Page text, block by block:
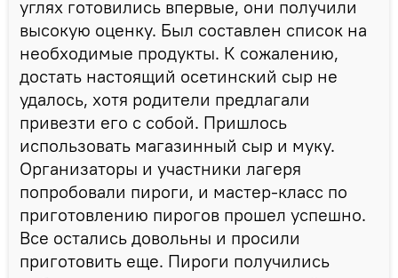
углях готовились впервые, они получили
высокую оценку. Был составлен список на
необходимые продукты. К сожалению,
достать настоящий осетинский сыр не
удалось, хотя родители предлагали
привезти его с собой. Пришлось
использовать магазинный сыр и муку.
Организаторы и участники лагеря
попробовали пироги, и мастер-класс по
приготовлению пирогов прошел успешно.
Все остались довольны и просили
приготовить еще. Пироги получились